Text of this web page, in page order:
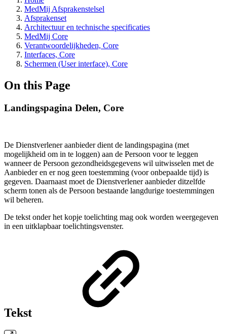
MedMij Afsprakenstelsel
Afsprakenset
Architectuur en technische specificaties
MedMij Core
Verantwoordelijkheden, Core
Interfaces, Core
Schermen (User interface), Core
On this Page
Landingspagina Delen, Core
De Dienstverlener aanbieder dient de landingspagina (met
mogelijkheid om in te loggen) aan de Persoon voor te leggen
wanneer de Persoon gezondheidsgegevens wil uitwisselen met de
Aanbieder en er nog geen toestemming (voor onbepaalde tijd) is
gegeven. Daarnaast moet de Dienstverlener aanbieder ditzelfde
scherm tonen als de Persoon bestaande langdurige toestemmingen
wil beheren.
De tekst onder het kopje toelichting mag ook worden weergegeven
in een uitklapbaar toelichtingsvenster.
Tekst